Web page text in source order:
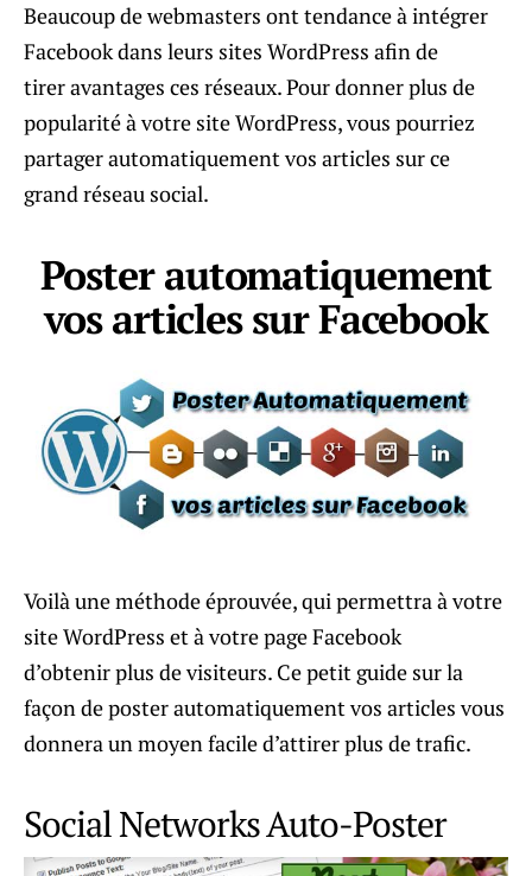
Beaucoup de webmasters ont tendance à intégrer
Facebook dans leurs sites WordPress afin de
tirer avantages ces réseaux. Pour donner plus de
popularité à votre site WordPress, vous pourriez
partager automatiquement vos articles sur ce
grand réseau social.
Poster automatiquement
vos articles sur Facebook
Voilà une méthode éprouvée, qui permettra à votre
site WordPress et à votre page Facebook
d’obtenir plus de visiteurs. Ce petit guide sur la
façon de poster automatiquement vos articles vous
donnera un moyen facile d’attirer plus de trafic.
Social Networks Auto-Poster